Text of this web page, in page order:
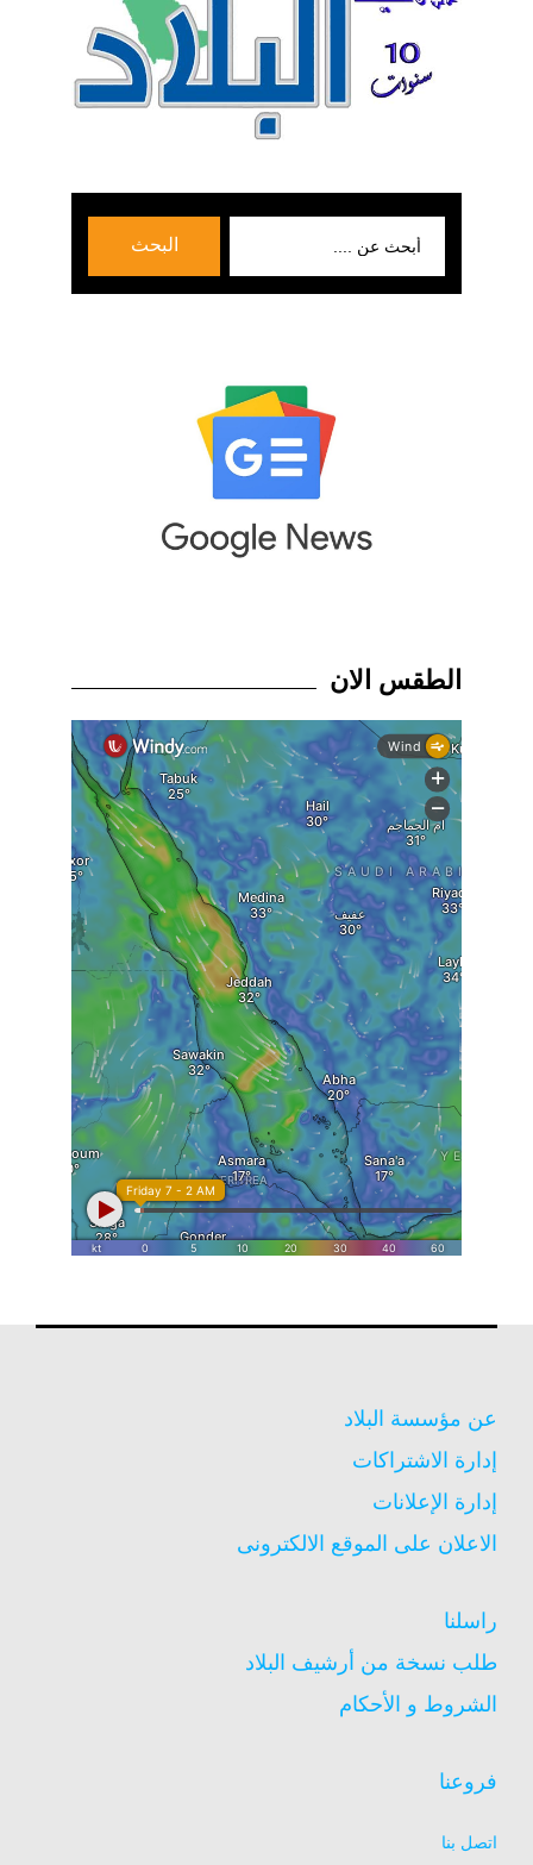
البحث
الطقس الان
عن مؤسسة البلاد
إدارة الاشتراكات
إدارة الإعلانات
الاعلان على الموقع الالكترونى
راسلنا
طلب نسخة من أرشيف البلاد
الشروط و الأحكام
فروعنا
اتصل بنا